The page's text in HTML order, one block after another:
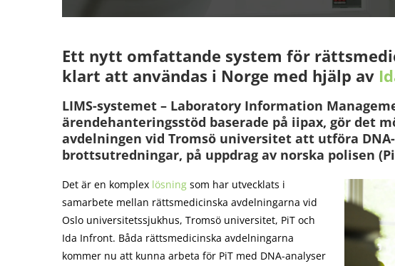
Ett nytt omfattande system för
klart att användas i Norge med hjälp av
LIMS-systemet – Laboratory Information
ärendehanteringsstöd baserade på iipax, gör det
avdelningen vid Tromsö universitet att utföra
brottsutredningar, på uppdrag av norska polisen
Det är en komplex lösning som har utvecklats i
samarbete mellan rättsmedicinska avdelningarna vid
Oslo universitetssjukhus, Tromsö universitet, PiT och
Ida Infront. Båda rättsmedicinska avdelningarna
kommer nu att kunna arbeta för PiT med DNA-analyser